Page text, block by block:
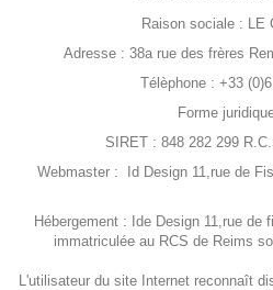
Raison sociale : LE
Adresse : 38a rue des frères
Télèphone : +33
Forme
SIRET : 848 282 299
Webmaster : Id Design 11,rue de
Hébergement : Ide Design 11,rue de
immatriculée au RCS de Reims
L'utilisateur du site Internet reconnaît